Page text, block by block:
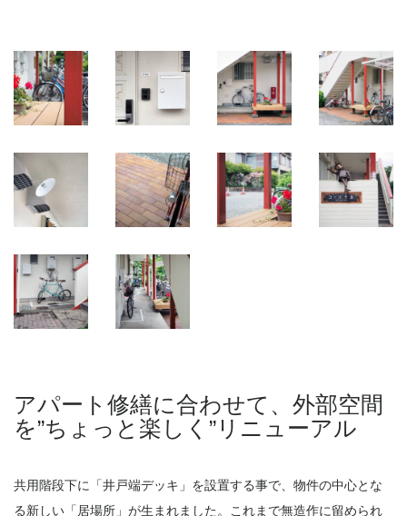
アパート修繕に合わせて、外部空間
を”ちょっと楽しく”リニューアル
共用階段下に「井戸端デッキ」を設置する事で、物件の中心とな
る新しい「居場所」が生まれました。これまで無造作に留められ